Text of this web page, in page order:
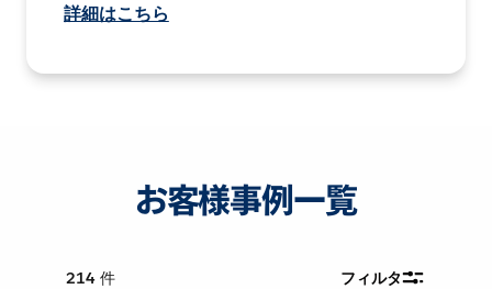
詳細はこちら
お客様事例一覧
214 件 フィルタ